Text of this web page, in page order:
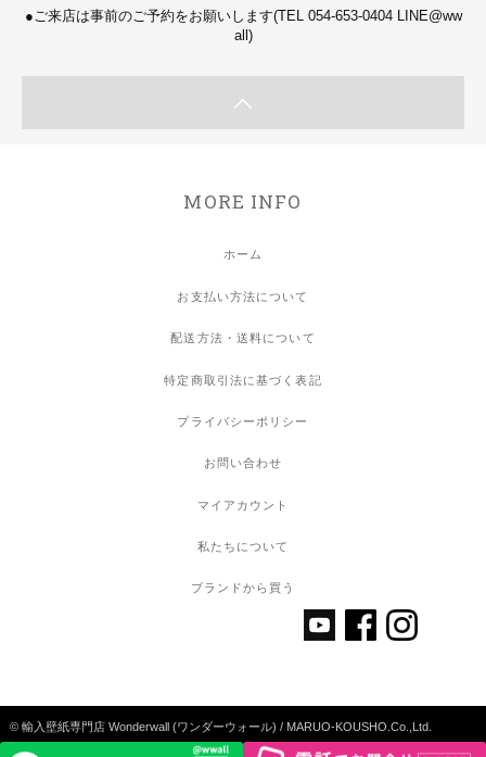
●ご来店は事前のご予約をお願いします(TEL 054-653-0404 LINE@ww
all)
MORE INFO
ホーム
お支払い方法について
配送方法・送料について
特定商取引法に基づく表記
プライバシーポリシー
お問い合わせ
マイアカウント
私たちについて
ブランドから買う
© 輸入壁紙専門店 Wonderwall (ワンダーウォール) / MARUO-KOUSHO.Co.,Ltd.